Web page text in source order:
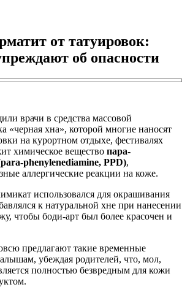
от татуировок:
об опасности
врачи в средства массовой
«черная хна», которой многие наносят
на курортном отдыхе, фестивалях
химическое вещество пара-
phenylenediamine, PPD),
аллергические реакции на коже.
использовался для окрашивания
к натуральной хне при нанесении
чтобы боди-арт был более красочен и
предлагают такие временные
убеждая родителей, что, мол,
полностью безвредным для кожи